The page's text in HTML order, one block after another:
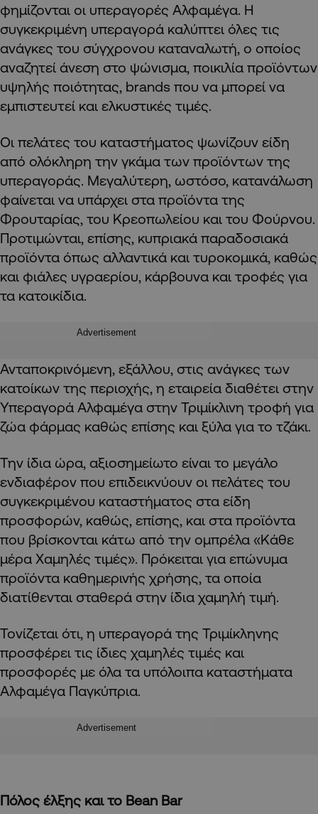
φημίζονται οι υπεραγορές Αλφαμέγα. Η
συγκεκριμένη υπεραγορά καλύπτει όλες τις
ανάγκες του σύγχρονου καταναλωτή, ο οποίος
αναζητεί άνεση στο ψώνισμα, ποικιλία προϊόντων
υψηλής ποιότητας, brands που να μπορεί να
εμπιστευτεί και ελκυστικές τιμές.
Οι πελάτες του καταστήματος ψωνίζουν είδη
από ολόκληρη την γκάμα των προϊόντων της
υπεραγοράς. Μεγαλύτερη, ωστόσο, κατανάλωση
φαίνεται να υπάρχει στα προϊόντα της
Φρουταρίας, του Κρεοπωλείου και του Φούρνου.
Προτιμώνται, επίσης, κυπριακά παραδοσιακά
προϊόντα όπως αλλαντικά και τυροκομικά, καθώς
και φιάλες υγραερίου, κάρβουνα και τροφές για
τα κατοικίδια.
Advertisement
Ανταποκρινόμενη, εξάλλου, στις ανάγκες των
κατοίκων της περιοχής, η εταιρεία διαθέτει στην
Υπεραγορά Αλφαμέγα στην Τριμίκλινη τροφή για
ζώα φάρμας καθώς επίσης και ξύλα για το τζάκι.
Την ίδια ώρα, αξιοσημείωτο είναι το μεγάλο
ενδιαφέρον που επιδεικνύουν οι πελάτες του
συγκεκριμένου καταστήματος στα είδη
προσφορών, καθώς, επίσης, και στα προϊόντα
που βρίσκονται κάτω από την ομπρέλα «Κάθε
μέρα Χαμηλές τιμές». Πρόκειται για επώνυμα
προϊόντα καθημερινής χρήσης, τα οποία
διατίθενται σταθερά στην ίδια χαμηλή τιμή.
Τονίζεται ότι, η υπεραγορά της Τριμίκληνης
προσφέρει τις ίδιες χαμηλές τιμές και
προσφορές με όλα τα υπόλοιπα καταστήματα
Αλφαμέγα Παγκύπρια.
Advertisement
Πόλος έλξης και το Bean Bar